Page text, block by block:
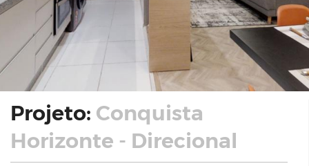
Projeto: Conquista
Horizonte - Direcional